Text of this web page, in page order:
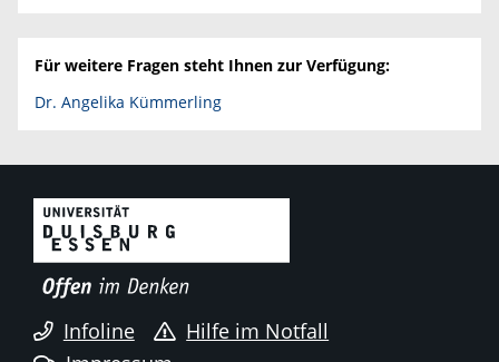
Für weitere Fragen steht Ihnen zur Verfügung:
Dr. Angelika Kümmerling
Infoline
Hilfe im Notfall